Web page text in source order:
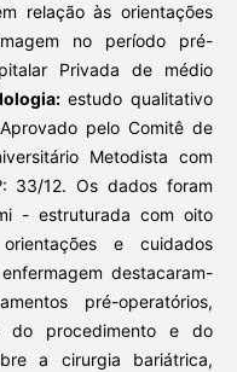
relação às orientações
no período pré-
Privada de médio
estudo qualitativo
pelo Comitê de
Metodista com
33/12. Os dados foram
- estruturada com oito
e cuidados
destacaram-
pré-operatórios,
do procedimento e do
a cirurgia bariátrica,